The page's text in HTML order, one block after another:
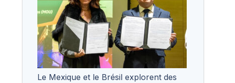
Le Mexique et le Brésil explorent des